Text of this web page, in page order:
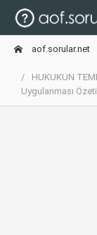
aof.sorular.net
HUKUKUN
Uygulanması Özeti